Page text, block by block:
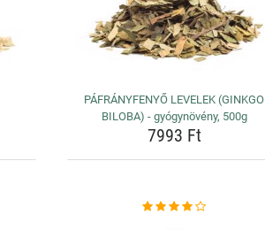
PÁFRÁNYFENYŐ LEVELEK (GINKGO
BILOBA) - gyógynövény, 500g
7993 Ft